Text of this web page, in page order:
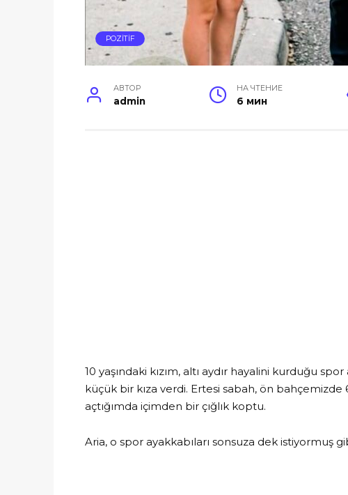
POZİTİF
АВТОР
admin
НА ЧТЕНИЕ
6 мин
10 yaşındaki kızım, altı aydır hayalini kurduğu
küçük bir kıza verdi. Ertesi sabah, ön
açtığımda içimden bir çığlık koptu.
Aria, o spor ayakkabıları sonsuza dek istiyormuş